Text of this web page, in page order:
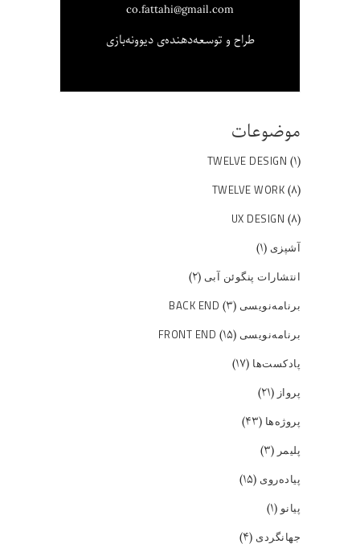
co.fattahi@gmail.com
طراح و توسعه‌دهنده‌ی دیوونه‌بازی
موضوعات
TWELVE DESIGN (۱)
TWELVE WORK (۸)
UX DESIGN (۸)
آشپزی (۱)
انتشارات پنگوئن آبی (۲)
برنامه‌نویسی BACK END (۳)
برنامه‌نویسی FRONT END (۱۵)
پادکست‌ها (۱۷)
پرواز (۲۱)
پروژه‌ها (۴۳)
پلیمر (۳)
پیاده‌روی (۱۵)
پیانو(۱)
جهانگردی (۴)